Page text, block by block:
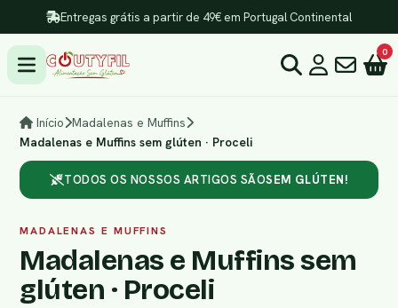
Entregas grátis a partir de 49€ em Portugal Continental
0
Início Madalenas e Muffins
Madalenas e Muffins sem glúten · Proceli
TODOS OS NOSSOS ARTIGOS SÃOSEM GLÚTEN!
MADALENAS E MUFFINS
Madalenas e Muffins sem
glúten · Proceli